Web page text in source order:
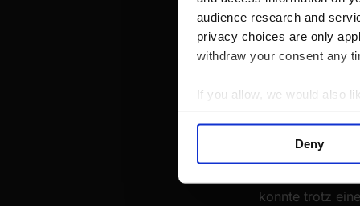
audience research and
privacy choices are only
withdraw your consent any
If you allow, we would also
We use cookies to
Deny
Während das
Assassin’s
stand. Ubisoft
konnte trotz